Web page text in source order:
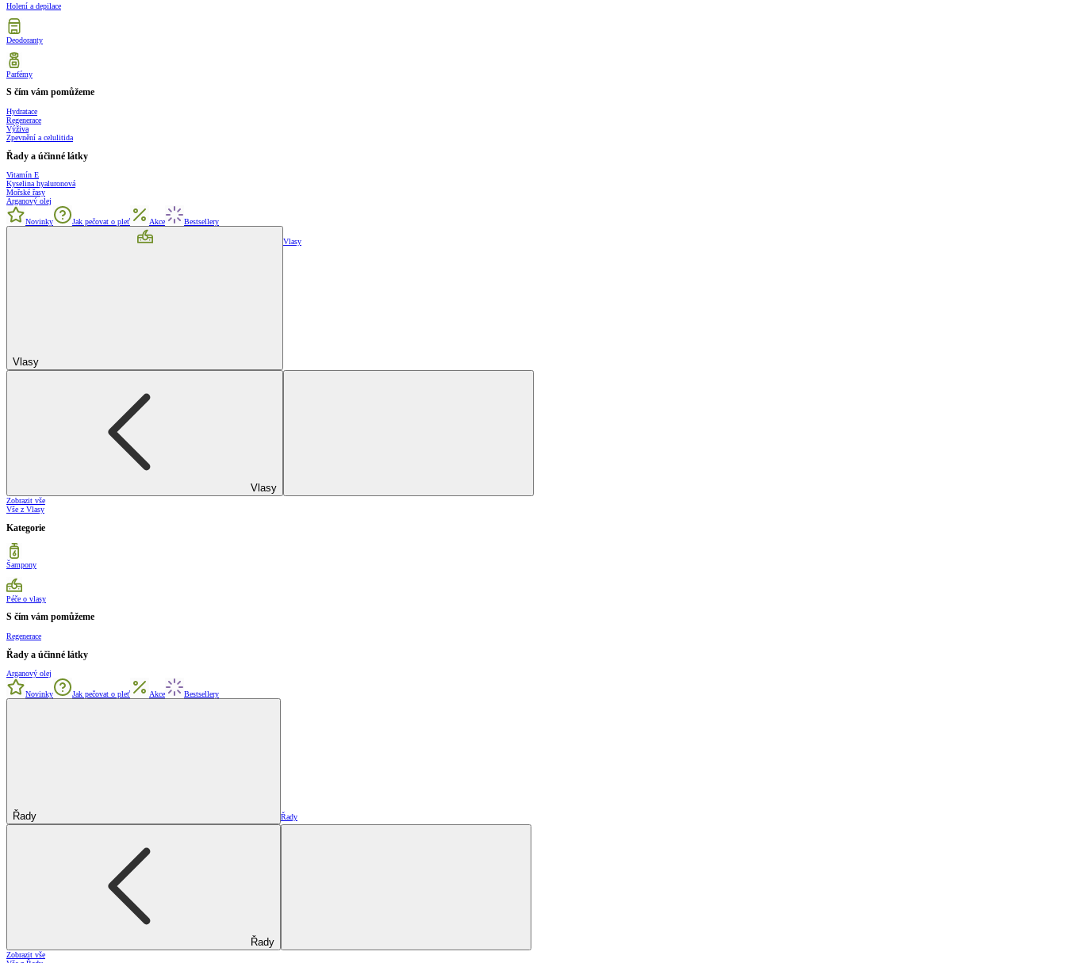
Holení a depilace
Deodoranty
Parfémy
S čím vám pomůžeme
Hydratace
Regenerace
Výživa
Zpevnění a celulitida
Řady a účinné látky
Vitamín E
Kyselina hyaluronová
Mořské řasy
Arganový olej
Novinky Jak pečovat o pleť Akce Bestsellery
Vlasy
Vlasy
Vlasy
Zobrazit vše
Vše z Vlasy
Kategorie
Šampony
Péče o vlasy
S čím vám pomůžeme
Regenerace
Řady a účinné látky
Arganový olej
Novinky Jak pečovat o pleť Akce Bestsellery
Řady Řady
Řady
Zobrazit vše